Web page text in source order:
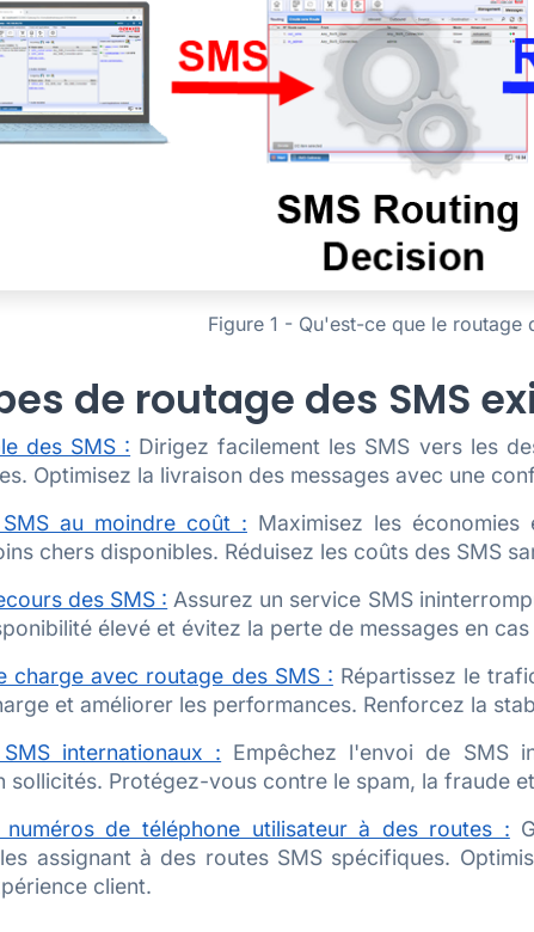
Figure 1 - Qu'est-ce que le routage
de routage des SMS
des SMS : Dirigez facilement les SMS vers les
Optimisez la livraison des messages avec une
au moindre coût : Maximisez les
chers disponibles. Réduisez les coûts des SMS
des SMS : Assurez un service SMS
élevé et évitez la perte de messages en
charge avec routage des SMS : Répartissez le
et améliorer les performances. Renforcez la
internationaux : Empêchez l'envoi de SMS
sollicités. Protégez-vous contre le spam, la fraude
numéros de téléphone utilisateur à des routes :
assignant à des routes SMS spécifiques.
client.